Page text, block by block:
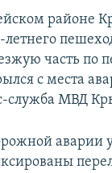
СУДЯТ?
районе
летнего
часть по
с места
служба МВД